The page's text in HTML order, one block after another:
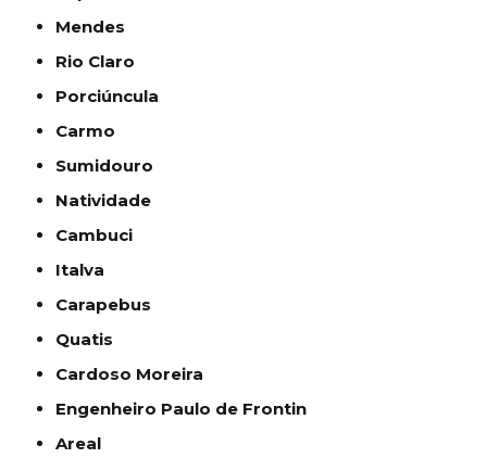
Mendes
Rio Claro
Porciúncula
Carmo
Sumidouro
Natividade
Cambuci
Italva
Carapebus
Quatis
Cardoso Moreira
Engenheiro Paulo de Frontin
Areal